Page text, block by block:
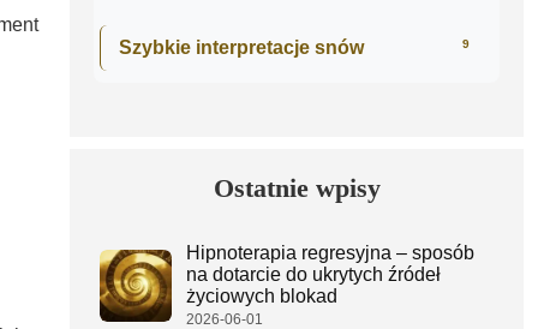
Szybkie interpretacje snów 9
Ostatnie wpisy
Hipnoterapia regresyjna – sposób
na dotarcie do ukrytych źródeł
życiowych blokad
2026-06-01